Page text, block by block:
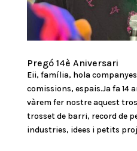
Pregó 14è Aniversari
Eii, família, hola
comissions, espais.Ja fa 14
vàrem fer nostre aquest
trosset de barri, record de
industries, idees i petits